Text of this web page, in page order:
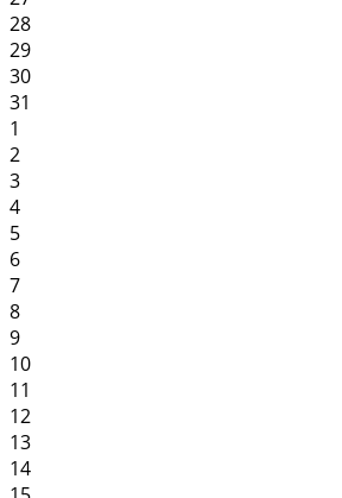
28
29
30
31
1
2
3
4
5
6
7
8
9
10
11
12
13
14